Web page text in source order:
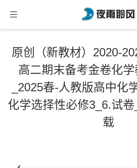
原创（新教材）2020-
高二期末备考金卷化
_2025春-人教版高中化
化学选择性必修3_6.试
载